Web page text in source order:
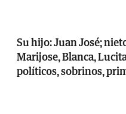
Su hijo: Juan José;
Marijose, Blanca,
políticos, sobrinos,